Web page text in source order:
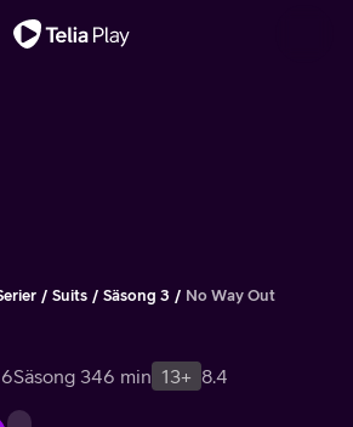
Suits Säsong 3 No Way Out
Säsong 346 min 13+ 8.4